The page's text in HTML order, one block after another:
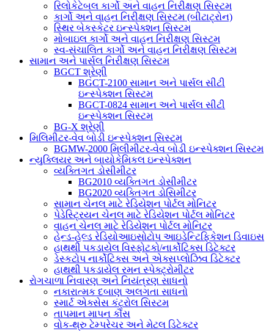
રિલોકેટેબલ કાર્ગો અને વાહન નિરીક્ષણ સિસ્ટમ
કાર્ગો અને વાહન નિરીક્ષણ સિસ્ટમ (બીટાટ્રોન)
સ્થિર બેકસ્કેટર ઇન્સ્પેક્શન સિસ્ટમ
મોબાઇલ કાર્ગો અને વાહન નિરીક્ષણ સિસ્ટમ
સ્વ-સંચાલિત કાર્ગો અને વાહન નિરીક્ષણ સિસ્ટમ
સામાન અને પાર્સલ નિરીક્ષણ સિસ્ટમ
BGCT શ્રેણી
BGCT-2100 સામાન અને પાર્સલ સીટી
ઇન્સ્પેક્શન સિસ્ટમ
BGCT-0824 સામાન અને પાર્સલ સીટી
ઇન્સ્પેક્શન સિસ્ટમ
BG-X શ્રેણી
મિલિમીટર-વેવ બોડી ઇન્સ્પેક્શન સિસ્ટમ
BGMW-2000 મિલીમીટર-વેવ બોડી ઇન્સ્પેક્શન સિસ્ટમ
ન્યુક્લિયર અને બાયોકેમિકલ ઇન્સ્પેક્શન
વ્યક્તિગત ડોસીમીટર
BG2010 વ્યક્તિગત ડોસીમીટર
BG2020 વ્યક્તિગત ડોસિમીટર
સામાન ચેનલ માટે રેડિયેશન પોર્ટલ મોનિટર
પેડેસ્ટ્રિયન ચેનલ માટે રેડિયેશન પોર્ટલ મોનિટર
વાહન ચેનલ માટે રેડિયેશન પોર્ટલ મોનિટર
હેન્ડ-હેલ્ડ રેડિયોઆઇસોટોપ આઇડેન્ટિફિકેશન ડિવાઇસ
હાથથી પકડાયેલ વિસ્ફોટકો/નાર્કોટિક્સ ડિટેક્ટર
ડેસ્કટોપ નાર્કોટિક્સ અને એક્સપ્લોઝિવ ડિટેક્ટર
હાથથી પકડાયેલ રમન સ્પેક્ટ્રોમીટર
રોગચાળા નિવારણ અને નિયંત્રણ સાધનો
નકારાત્મક દબાણ અલગતા સાધનો
સ્માર્ટ એક્સેસ કંટ્રોલ સિસ્ટમ
તાપમાન માપન કૌંસ
વોક-થ્રુ ટેમ્પરેચર અને મેટલ ડિટેક્ટર